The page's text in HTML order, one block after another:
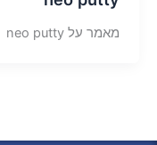
מאמר על neo putty